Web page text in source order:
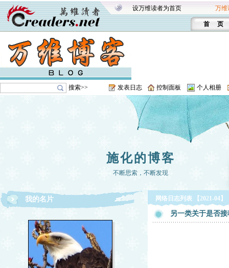
设万维读者为首页 万维
首 页
搜索>> 发表日志 控制面板 个人相册
施化的博客
不断思索，不断发现
我的名片 网络日志列表 【2021-04】
另一类关于是否